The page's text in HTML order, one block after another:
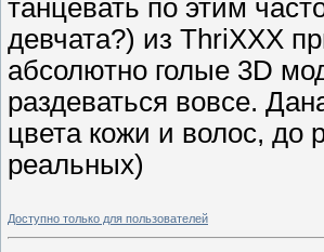
танцевать по этим
девчата?) из ThriXXX
абсолютно голые 3D
раздеваться вовсе.
цвета кожи и волос, до
реальных)
Доступно только для пользователей